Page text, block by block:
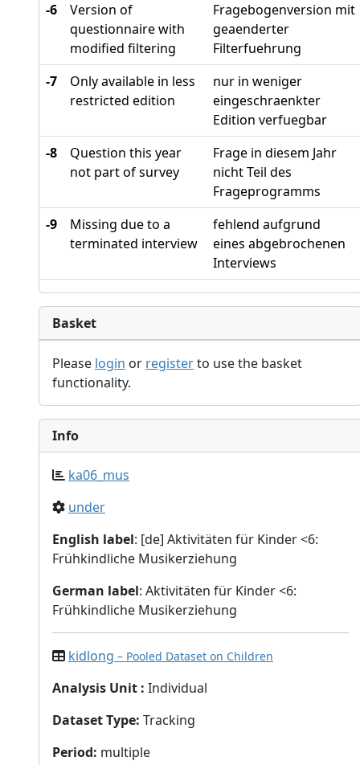
-6
Version of
questionnaire with
modified filtering
Fragebogenversion mit
geaenderter
Filterfuehrung
-7
Only available in less
restricted edition
nur in weniger
eingeschraenkter
Edition verfuegbar
-8
Question this year
not part of survey
Frage in diesem Jahr
nicht Teil des
Frageprogramms
-9
Missing due to a
terminated interview
fehlend aufgrund
eines abgebrochenen
Interviews
Basket
Please login or registerto use the basket
functionality.
Info
ka06_mus
under
English label: [de] Aktivitäten für Kinder <6:
Frühkindliche Musikerziehung
German label: Aktivitäten für Kinder <6:
Frühkindliche Musikerziehung
kidlong – Pooled Dataset on Children
Analysis Unit : Individual
Dataset Type: Tracking
Period: multiple